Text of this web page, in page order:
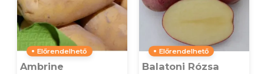
Előrendelhető
Ambrine
Előrendelhető
Balatoni Rózsa